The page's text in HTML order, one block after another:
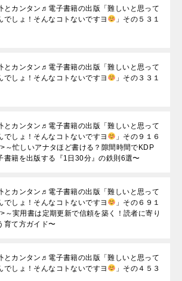
とカンタン♬電子書籍の出版「難しいと思って
でしょ！そんなコトないですヨ
」その５３１
とカンタン♬電子書籍の出版「難しいと思って
でしょ！そんなコトないですヨ
」その３３１
とカンタン♬電子書籍の出版「難しいと思って
でしょ！そんなコトないですヨ
」その９１６
～忙しいアナタほど書ける？隙間時間でKDP
書籍を出版する『1日30分』の鉄則6選〜
とカンタン♬電子書籍の出版「難しいと思って
でしょ！そんなコトないですヨ
」その６９１
～実用書は定期更新で信頼を築く！読者に寄り
育て方ガイド〜
とカンタン♬電子書籍の出版「難しいと思って
でしょ！そんなコトないですヨ
」その４５３